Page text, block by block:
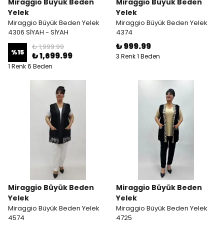
Miraggio Büyük Beden
Yelek
Miraggio Büyük Beden Yelek
4306 SİYAH - SİYAH
%15
₺ 1,999.99
₺ 1,699.99
1 Renk 6 Beden
Miraggio Büyük Beden
Yelek
Miraggio Büyük Beden Yelek
4374
₺ 999.99
3 Renk 1 Beden
Miraggio Büyük Beden
Yelek
Miraggio Büyük Beden Yelek
4574
Miraggio Büyük Beden
Yelek
Miraggio Büyük Beden Yelek
4725